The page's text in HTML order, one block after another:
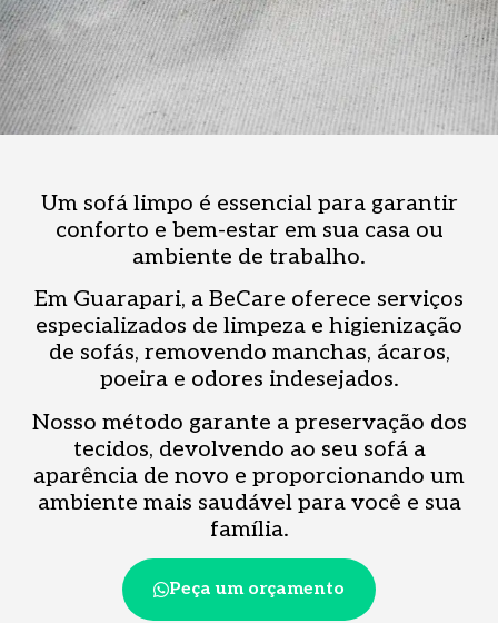
Um sofá limpo é essencial para garantir
conforto e bem-estar em sua casa ou
ambiente de trabalho.
Em Guarapari, a BeCare oferece serviços
especializados de limpeza e higienização
de sofás, removendo manchas, ácaros,
poeira e odores indesejados.
Nosso método garante a preservação dos
tecidos, devolvendo ao seu sofá a
aparência de novo e proporcionando um
ambiente mais saudável para você e sua
família.
Peça um orçamento